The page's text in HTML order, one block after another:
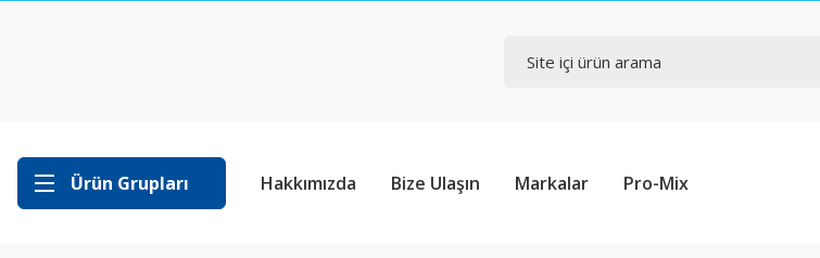
Ürün Grupları Hakkımızda Bize Ulaşın Markalar Pro-Mix